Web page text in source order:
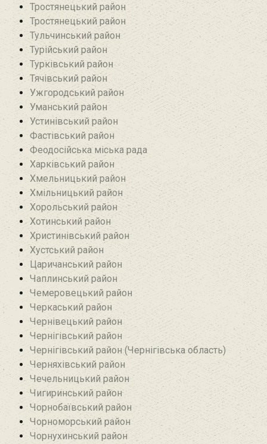
Тростянецький район
Тростянецький район
Тульчинський район
Турійський район
Турківський район
Тячівський район
Ужгородський район
Уманський район
Устинівський район
Фастівський район
Феодосійська міська рада
Харківський район
Хмельницький район
Хмільницький район
Хорольський район
Хотинський район‎
Христинівський район
Хустський район
Царичанський район
Чаплинський район
Чемеровецький район
Черкаський район
Чернівецький район
Чернігівський район
Чернігівський район (Чернігівська область)
Черняхівський район‎
Чечельницький район
Чигиринський район
Чорнобаївський район
Чорноморський район
Чорнухинський район‎